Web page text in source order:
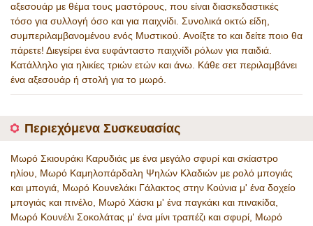
αξεσουάρ με θέμα τους μαστόρους, που είναι διασκεδαστικές
τόσο για συλλογή όσο και για παιχνίδι. Συνολικά οκτώ είδη,
συμπεριλαμβανομένου ενός Μυστικού. Ανοίξτε το και δείτε ποιο θα
πάρετε! Διεγείρει ένα ευφάνταστο παιχνίδι ρόλων για παιδιά.
Κατάλληλο για ηλικίες τριών ετών και άνω. Κάθε σετ περιλαμβάνει
ένα αξεσουάρ ή στολή για το μωρό.
Περιεχόμενα Συσκευασίας
Μωρό Σκιουράκι Καρυδιάς με ένα μεγάλο σφυρί και σκίαστρο
ηλίου, Μωρό Καμηλοπάρδαλη Ψηλών Κλαδιών με ρολό μπογιάς
και μπογιά, Μωρό Κουνελάκι Γάλακτος στην Κούνια μ' ένα δοχείο
μπογιάς και πινέλο, Μωρό Χάσκι μ' ένα παγκάκι και πινακίδα,
Μωρό Κουνέλι Σοκολάτας μ' ένα μίνι τραπέζι και σφυρί, Μωρό